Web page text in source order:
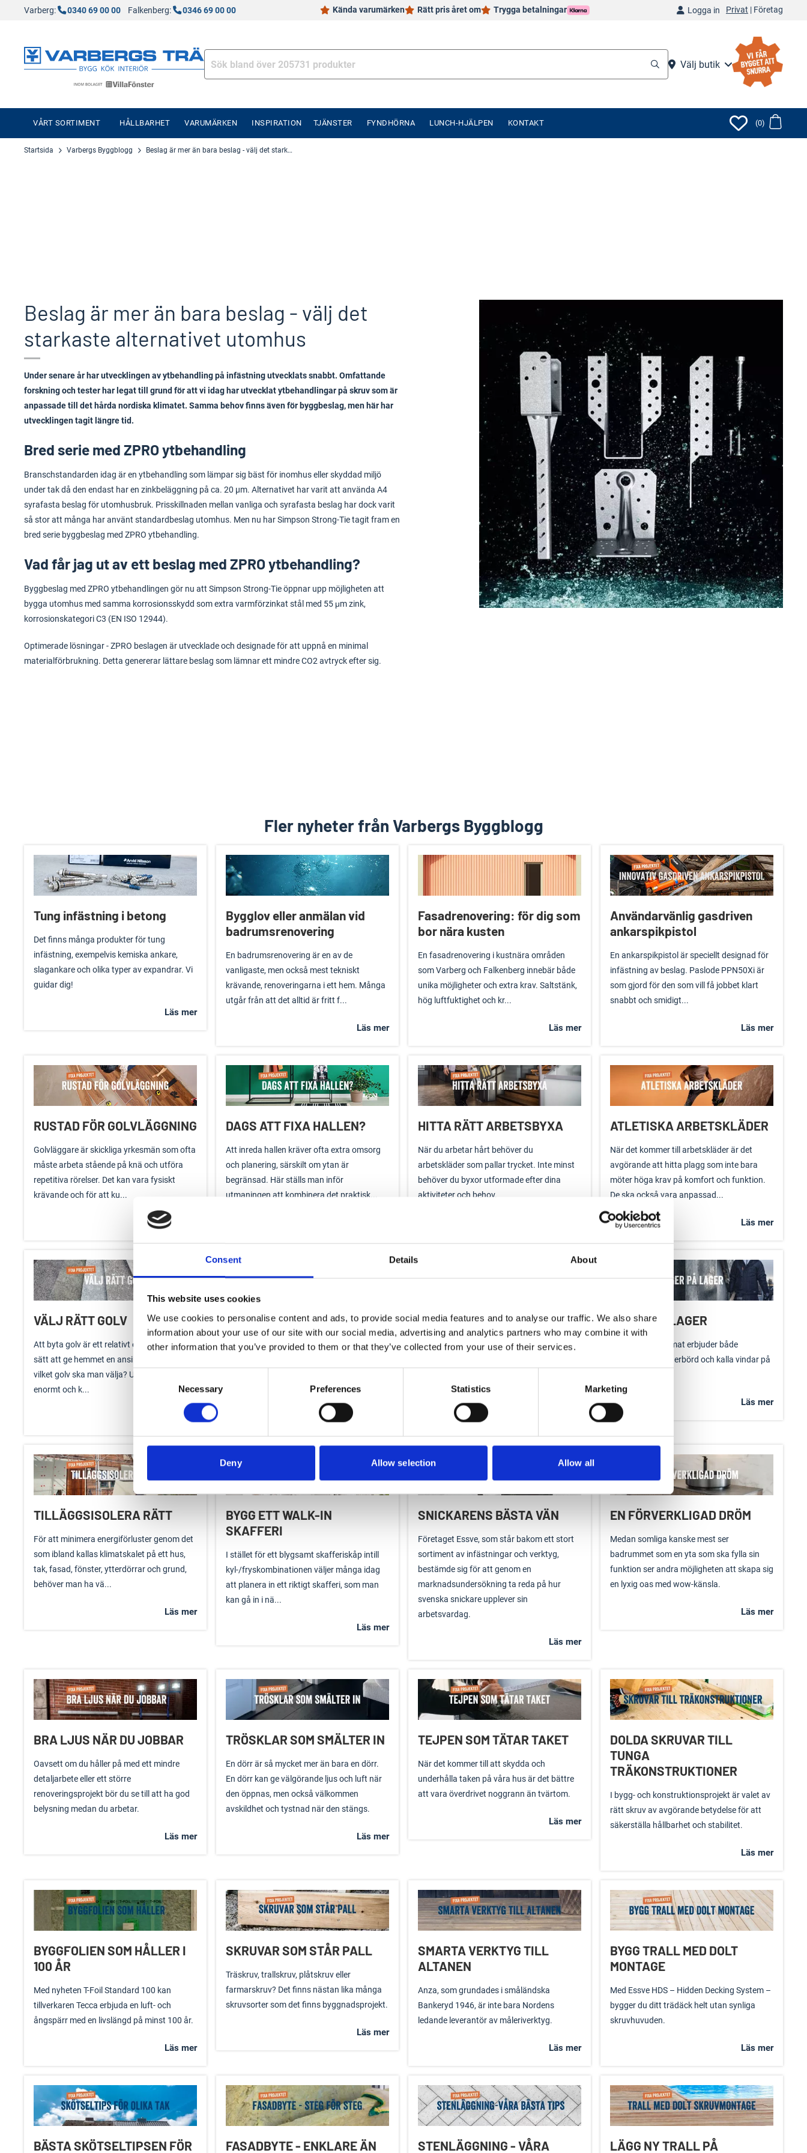
Consent Details About
This website uses cookies
We use cookies to personalise content and ads, to provide social media features and to analyse our traffic. We also share
information about your use of our site with our social media, advertising and analytics partners who may combine it with
other information that you’ve provided to them or that they’ve collected from your use of their services.
Consent
Necessary Preferences Statistics Marketing
Deny Allow selection Allow all
Varberg: 0340 69 00 00 Falkenberg: 0346 69 00 00 Kända varumärken Rätt pris året om Trygga betalningar Logga in Privat | Företag
Välj butik
VÅRT SORTIMENT HÅLLBARHET VARUMÄRKEN INSPIRATION TJÄNSTER FYNDHÖRNA LUNCH-HJÄLPEN KONTAKT (0)
Startsida Varbergs Byggblogg Beslag är mer än bara beslag - välj det starkaste alternativet utomhus
Beslag är mer än bara beslag - välj det
starkaste alternativet utomhus
Under senare år har utvecklingen av ytbehandling på infästning utvecklats snabbt. Omfattande
forskning och tester har legat till grund för att vi idag har utvecklat ytbehandlingar på skruv som är
anpassade till det hårda nordiska klimatet. Samma behov finns även för byggbeslag, men här har
utvecklingen tagit längre tid.
Bred serie med ZPRO ytbehandling
Branschstandarden idag är en ytbehandling som lämpar sig bäst för inomhus eller skyddad miljö
under tak då den endast har en zinkbeläggning på ca. 20 µm. Alternativet har varit att använda A4
syrafasta beslag för utomhusbruk. Prisskillnaden mellan vanliga och syrafasta beslag har dock varit
så stor att många har använt standardbeslag utomhus. Men nu har Simpson Strong-Tie tagit fram en
bred serie byggbeslag med ZPRO ytbehandling.
Vad får jag ut av ett beslag med ZPRO ytbehandling?
Byggbeslag med ZPRO ytbehandlingen gör nu att Simpson Strong-Tie öppnar upp möjligheten att
bygga utomhus med samma korrosionsskydd som extra varmförzinkat stål med 55 μm zink,
korrosionskategori C3 (EN ISO 12944).
Optimerade lösningar - ZPRO beslagen är utvecklade och designade för att uppnå en minimal
materialförbrukning. Detta genererar lättare beslag som lämnar ett mindre CO2 avtryck efter sig.
Fler nyheter från Varbergs Byggblogg
Tung infästning i betong
Det finns många produkter för tung
infästning, exempelvis kemiska ankare,
slagankare och olika typer av expandrar. Vi
guidar dig!
Läs mer
Bygglov eller anmälan vid
badrumsrenovering
En badrumsrenovering är en av de
vanligaste, men också mest tekniskt
krävande, renoveringarna i ett hem. Många
utgår från att det alltid är fritt f...
Läs mer
Fasadrenovering: för dig som
bor nära kusten
En fasadrenovering i kustnära områden
som Varberg och Falkenberg innebär både
unika möjligheter och extra krav. Saltstänk,
hög luftfuktighet och kr...
Läs mer
Användarvänlig gasdriven
ankarspikpistol
En ankarspikpistol är speciellt designad för
infästning av beslag. Paslode PPN50Xi är
som gjord för den som vill få jobbet klart
snabbt och smidigt...
Läs mer
RUSTAD FÖR GOLVLÄGGNING
Golvläggare är skickliga yrkesmän som ofta
måste arbeta stående på knä och utföra
repetitiva rörelser. Det kan vara fysiskt
krävande och för att ku...
Läs mer
DAGS ATT FIXA HALLEN?
Att inreda hallen kräver ofta extra omsorg
och planering, särskilt om ytan är
begränsad. Här ställs man inför
utmaningen att kombinera det praktisk...
HITTA RÄTT ARBETSBYXA
När du arbetar hårt behöver du
arbetskläder som pallar trycket. Inte minst
behöver du byxor utformade efter dina
aktiviteter och behov.
ATLETISKA ARBETSKLÄDER
När det kommer till arbetskläder är det
avgörande att hitta plagg som inte bara
möter höga krav på komfort och funktion.
De ska också vara anpassad...
Läs mer
VÄLJ RÄTT GOLV
Att byta golv är ett relativt enkelt och billigt
sätt att ge hemmet en ansiktslyftning. Men
vilket golv ska man välja? Utbudet idag är
enormt och k...
Läs mer
RENOVERA BADRUM
Badrumsrenoveringar är rätt stora projekt
elarbeten, plattsättning och VVS-job...
FEM VINTERFAVORITER
Med vintern på ingång kan det vara läge för
LAGER PÅ LAGER
Vårt nordiska klimat erbjuder både
minusgrader, nederbörd och kalla vindar på
Läs mer
TILLÄGGSISOLERA RÄTT
För att minimera energiförluster genom det
som ibland kallas klimatskalet på ett hus,
tak, fasad, fönster, ytterdörrar och grund,
behöver man ha vä...
Läs mer
BYGG ETT WALK-IN
SKAFFERI
I stället för ett blygsamt skafferiskåp intill
kyl-/fryskombinationen väljer många idag
att planera in ett riktigt skafferi, som man
kan gå in i nä...
Läs mer
SNICKARENS BÄSTA VÄN
Företaget Essve, som står bakom ett stort
sortiment av infästningar och verktyg,
bestämde sig för att genom en
marknadsundersökning ta reda på hur
svenska snickare upplever sin
arbetsvardag.
Läs mer
EN FÖRVERKLIGAD DRÖM
Medan somliga kanske mest ser
badrummet som en yta som ska fylla sin
funktion ser andra möjligheten att skapa sig
en lyxig oas med wow-känsla.
Läs mer
BRA LJUS NÄR DU JOBBAR
Oavsett om du håller på med ett mindre
detaljarbete eller ett större
renoveringsprojekt bör du se till att ha god
belysning medan du arbetar.
Läs mer
TRÖSKLAR SOM SMÄLTER IN
En dörr är så mycket mer än bara en dörr.
En dörr kan ge välgörande ljus och luft när
den öppnas, men också välkommen
avskildhet och tystnad när den stängs.
Läs mer
TEJPEN SOM TÄTAR TAKET
När det kommer till att skydda och
underhålla taken på våra hus är det bättre
att vara överdrivet noggrann än tvärtom.
Läs mer
DOLDA SKRUVAR TILL
TUNGA
TRÄKONSTRUKTIONER
I bygg- och konstruktionsprojekt är valet av
rätt skruv av avgörande betydelse för att
säkerställa hållbarhet och stabilitet.
Läs mer
BYGGFOLIEN SOM HÅLLER I
100 ÅR
Med nyheten T-Foil Standard 100 kan
tillverkaren Tecca erbjuda en luft- och
ångspärr med en livslängd på minst 100 år.
Läs mer
SKRUVAR SOM STÅR PALL
Träskruv, trallskruv, plåtskruv eller
farmarskruv? Det finns nästan lika många
skruvsorter som det finns byggnadsprojekt.
Läs mer
SMARTA VERKTYG TILL
ALTANEN
Anza, som grundades i småländska
Bankeryd 1946, är inte bara Nordens
ledande leverantör av måleriverktyg.
Läs mer
BYGG TRALL MED DOLT
MONTAGE
Med Essve HDS – Hidden Decking System –
bygger du ditt trädäck helt utan synliga
skruvhuvuden.
Läs mer
BÄSTA SKÖTSELTIPSEN FÖR FASADBYTE - ENKLARE ÄN STENLÄGGNING - VÅRA LÄGG NY TRALL PÅ